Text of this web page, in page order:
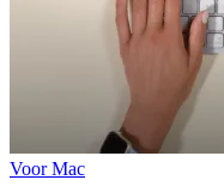
Voor Mac